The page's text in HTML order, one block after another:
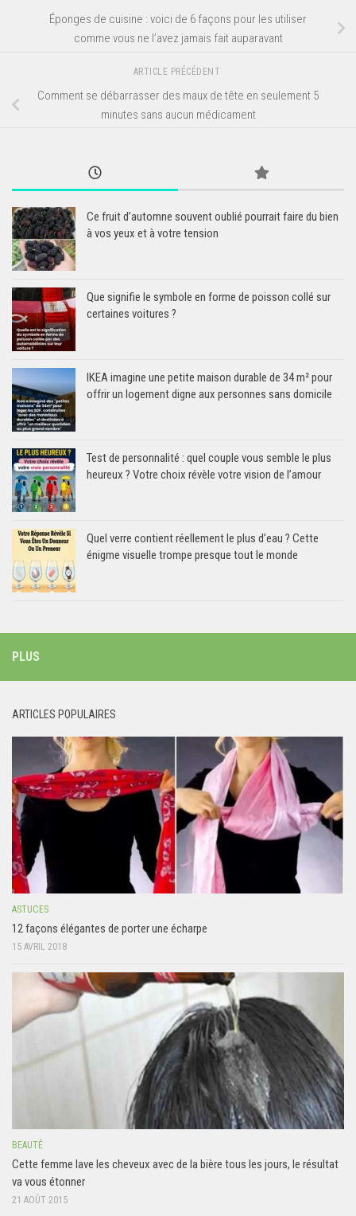
Éponges de cuisine : voici de 6 façons pour les utiliser
comme vous ne l’avez jamais fait auparavant
ARTICLE PRÉCÉDENT
Comment se débarrasser des maux de tête en seulement 5
minutes sans aucun médicament
Ce fruit d’automne souvent oublié pourrait faire du bien
à vos yeux et à votre tension
Que signifie le symbole en forme de poisson collé sur
certaines voitures ?
IKEA imagine une petite maison durable de 34 m² pour
offrir un logement digne aux personnes sans domicile
Test de personnalité : quel couple vous semble le plus
heureux ? Votre choix révèle votre vision de l’amour
Quel verre contient réellement le plus d’eau ? Cette
énigme visuelle trompe presque tout le monde
PLUS
ARTICLES POPULAIRES
ASTUCES
12 façons élégantes de porter une écharpe
15 AVRIL 2018
BEAUTÉ
Cette femme lave les cheveux avec de la bière tous les jours, le résultat
va vous étonner
21 AOÛT 2015